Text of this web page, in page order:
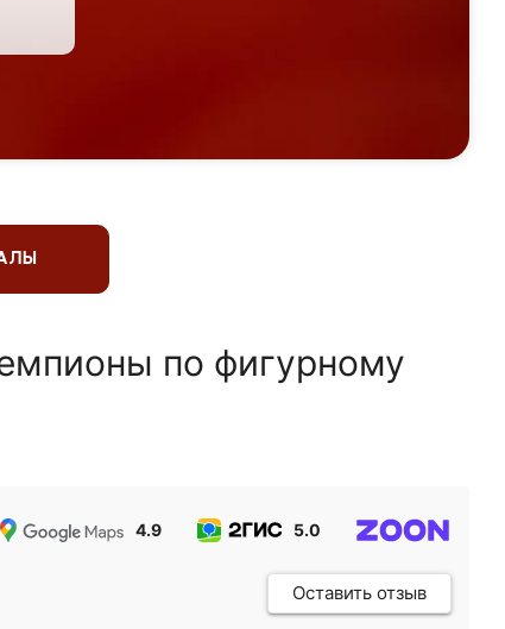
по фигурному
4.9 5.0
Оставить отзыв